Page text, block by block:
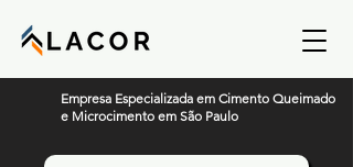
Empresa Especializada em Cimento Queimado
e Microcimento em São Paulo